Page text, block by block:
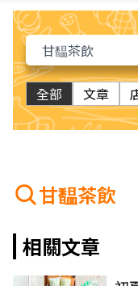
全部 文章
甘馧茶飲
相關文章